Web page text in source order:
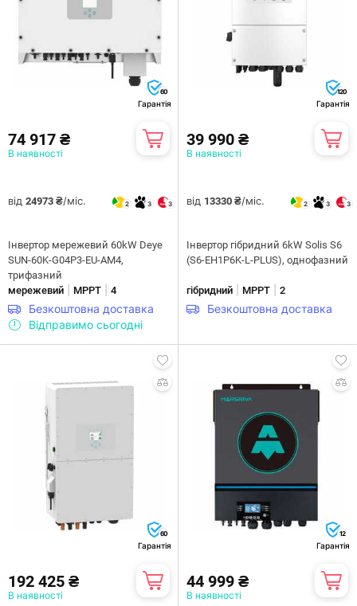
60
Гарантія
74 917 ₴
В наявності
від 24973 ₴/міс. 2 3 3
Інвертор мережевий 60kW Deye
SUN-60K-G04P3-EU-AM4,
трифазний
мережевий
MPPT 4
Безкоштовна доставка
Відправимо сьогодні
120
Гарантія
39 990 ₴
В наявності
від 13330 ₴/міс. 2 3 3
Інвертор гібридний 6kW Solis S6
(S6-EH1P6K-L-PLUS), однофазний
гібридний MPPT 2
Безкоштовна доставка
60
Гарантія
192 425 ₴
В наявності
12
Гарантія
44 999 ₴
В наявності